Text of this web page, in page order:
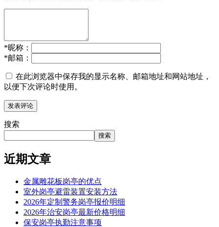
*昵称：
*邮箱：
在此浏览器中保存我的显示名称、邮箱地址和网站地址，
以便下次评论时使用。
搜索
搜索
近期文章
金属雕花板岗亭的优点
室外岗亭避雷装置安装方法
2026年定制警务岗亭报价明细
2026年治安岗亭最新价格明细
保安岗亭执勤注意事项